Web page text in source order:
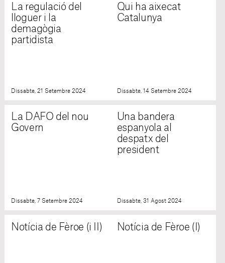
La regulació del
lloguer i la
demagògia
partidista
Dissabte, 21 Setembre 2024
Qui ha aixecat
Catalunya
Dissabte, 14 Setembre 2024
La DAFO del nou
Govern
Dissabte, 7 Setembre 2024
Una bandera
espanyola al
despatx del
president
Dissabte, 31 Agost 2024
Notícia de Fèroe (i II) Notícia de Fèroe (I)